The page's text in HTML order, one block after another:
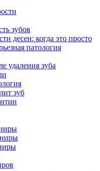
зубов
десен: когда это просто
патология
удаления зуба
зуб